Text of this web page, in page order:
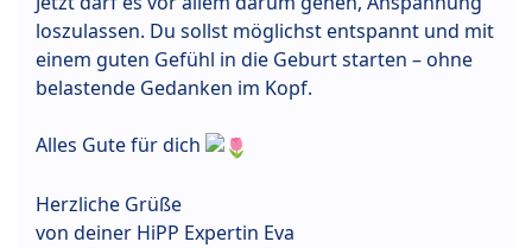
loszulassen. Du sollst möglichst entspannt und mit
einem guten Gefühl in die Geburt starten – ohne
belastende Gedanken im Kopf.
Alles Gute für dich
Herzliche Grüße
von deiner HiPP Expertin Eva